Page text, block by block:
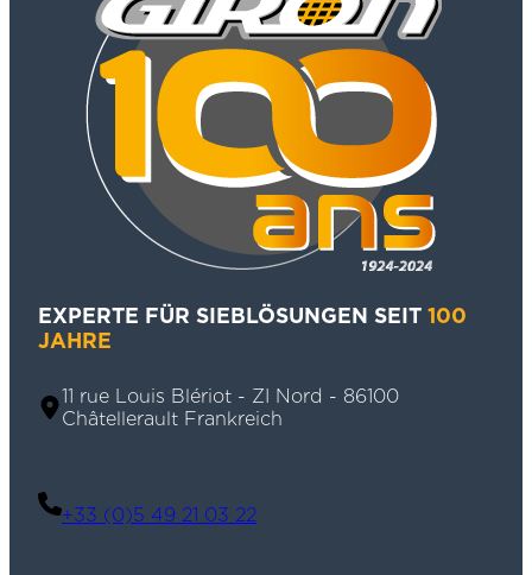
EXPERTE FÜR SIEBLÖSUNGEN SEIT 100
JAHRE
11 rue Louis Blériot - ZI Nord - 86100
Châtellerault Frankreich
+33 (0)5 49 21 03 22